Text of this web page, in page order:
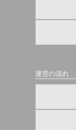
運営の流れ